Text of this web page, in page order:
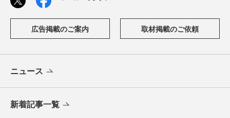
広告掲載のご案内 取材掲載のご依頼
ニュース
新着記事一覧